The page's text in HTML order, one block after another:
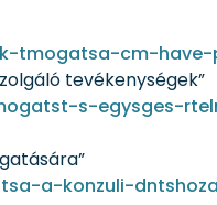
tmogatsa-cm-have-
tevékenységek”
s-egysges-
a-konzuli-